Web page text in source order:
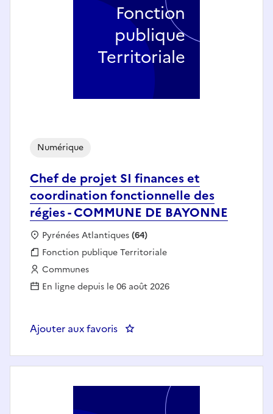
Chef de projet SI finances et
coordination fonctionnelle des
régies - COMMUNE DE BAYONNE
Numérique
Localisation :
Pyrénées Atlantiques(64)
Fonction publique :
Fonction publique Territoriale
Employeur :
Communes
En ligne depuis le 06 août 2026
Ajouter aux favoris : Chef de projet SI finances et
Fonction
publique
Territoriale